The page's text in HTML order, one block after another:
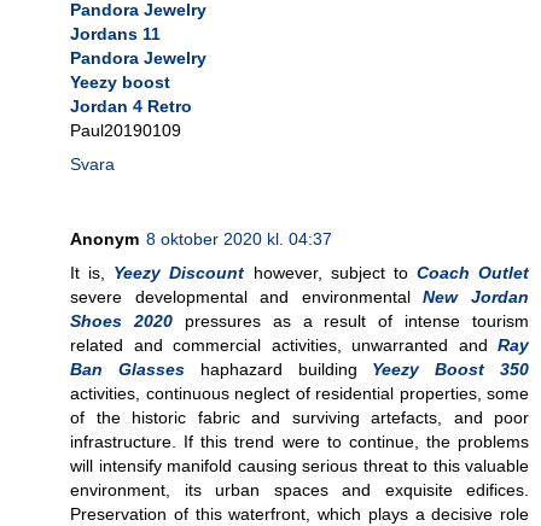
Pandora Jewelry
Jordans 11
Pandora Jewelry
Yeezy boost
Jordan 4 Retro
Paul20190109
Svara
Anonym 8 oktober 2020 kl. 04:37
It is, Yeezy Discount however, subject to Coach Outlet
severe developmental and environmentalNew Jordan
Shoes 2020pressures as a result of intense tourism
related and commercial activities, unwarranted and Ray
Ban Glasseshaphazard building Yeezy Boost 350
activities, continuous neglect of residential properties, some
of the historic fabric and surviving artefacts, and poor
infrastructure. If this trend were to continue, the problems
will intensify manifold causing serious threat to this valuable
environment, its urban spaces and exquisite edifices.
Preservation of this waterfront, which plays a decisive role